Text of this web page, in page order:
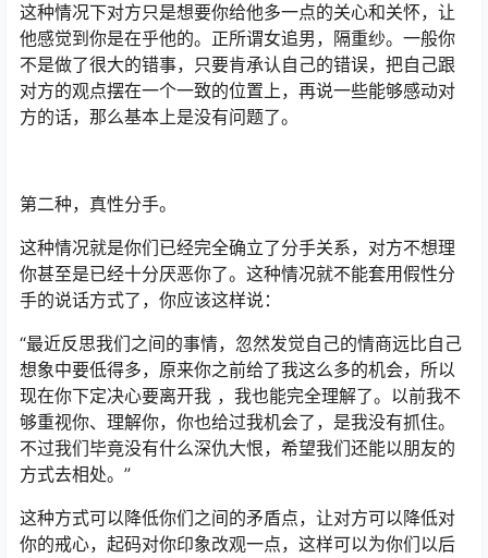
这种情况下对方只是想要你给他多一点的关心和关怀，让
他感觉到你是在乎他的。正所谓女追男，隔重纱。一般你
不是做了很大的错事，只要肯承认自己的错误，把自己跟
对方的观点摆在一个一致的位置上，再说一些能够感动对
方的话，那么基本上是没有问题了。
第二种，真性分手。
这种情况就是你们已经完全确立了分手关系，对方不想理
你甚至是已经十分厌恶你了。这种情况就不能套用假性分
手的说话方式了，你应该这样说：
“最近反思我们之间的事情，忽然发觉自己的情商远比自己
想象中要低得多，原来你之前给了我这么多的机会，所以
现在你下定决心要离开我 ，我也能完全理解了。以前我不
够重视你、理解你，你也给过我机会了，是我没有抓住。
不过我们毕竟没有什么深仇大恨，希望我们还能以朋友的
方式去相处。”
这种方式可以降低你们之间的矛盾点，让对方可以降低对
你的戒心，起码对你印象改观一点，这样可以为你们以后